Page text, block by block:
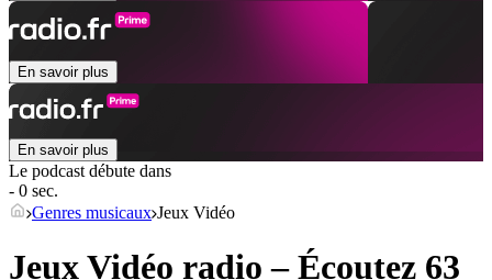
En savoir plus
En savoir plus
Le podcast débute dans
- 0 sec.
Genres musicaux Jeux Vidéo
Jeux Vidéo radio – Écoutez 63